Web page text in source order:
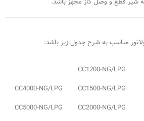
مناسب به شرح جدول زیر باشد:
CC1200-NG/LPG
CC1500-NG/LPG
CC2000-NG/LPG
CC4000-NG/LPG
CC5000-NG/LPG